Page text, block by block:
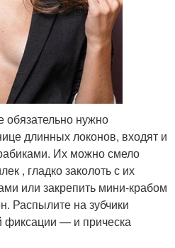
обязательно нужно
длинных локонов, входят и
Их можно смело
, гладко заколоть с их
или закрепить мини-крабом
Распылите на зубчики
фиксации — и прическа